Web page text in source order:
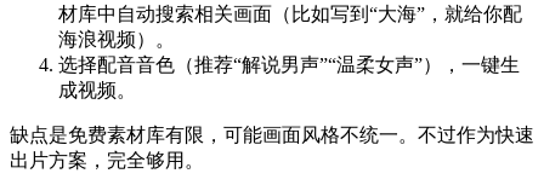
材库中自动搜索相关画面（比如写到“大海”，就给你配
海浪视频）。
选择配音音色（推荐“解说男声”“温柔女声”），一键生
成视频。
缺点是免费素材库有限，可能画面风格不统一。不过作为快速
出片方案，完全够用。